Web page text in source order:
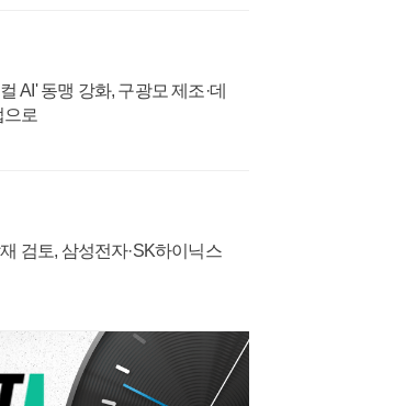
AI' 동맹 강화, 구광모 제조·데
으로
검토, 삼성전자·SK하이닉스